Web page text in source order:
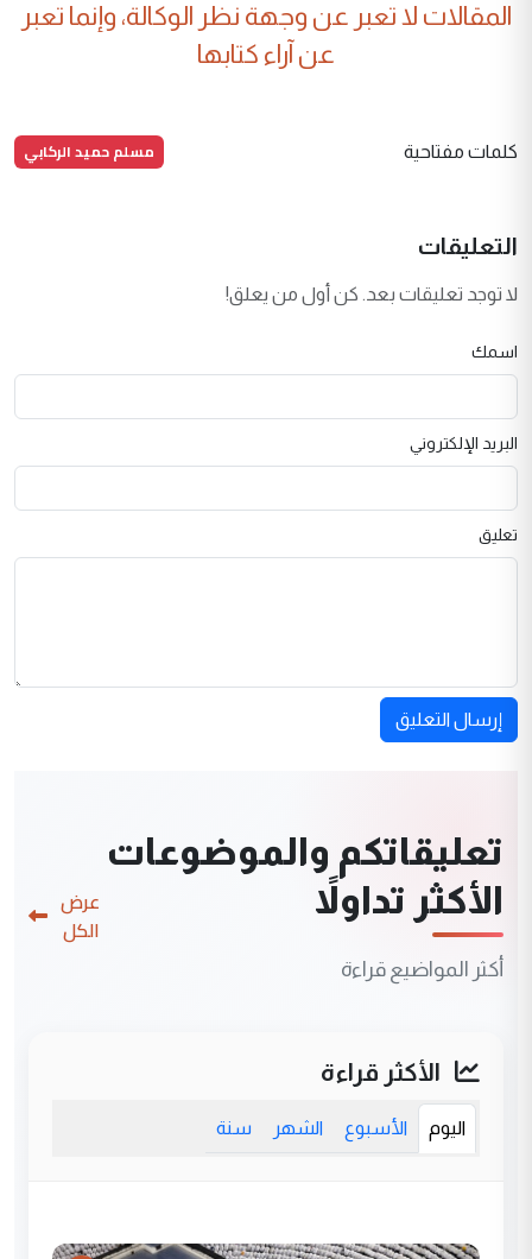
المقالات لا تعبر عن وجهة نظر الوكالة، وإنما تعبر
عن آراء كتابها
كلمات مفتاحية مسلم حميد الركابي
التعليقات
لا توجد تعليقات بعد. كن أول من يعلق!
اسمك
البريد الإلكتروني
تعليق
إرسال التعليق
تعليقاتكم والموضوعات
الأكثر تداولاً
أكثر المواضيع قراءة
عرض
الكل
الأكثر قراءة
اليوم الأسبوع الشهر سنة